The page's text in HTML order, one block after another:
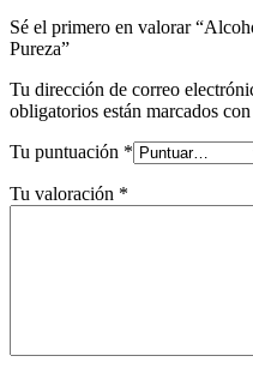
Sé el primero en valorar
Pureza”
Tu dirección de correo
obligatorios están marcados con
Tu puntuación *
Tu valoración *